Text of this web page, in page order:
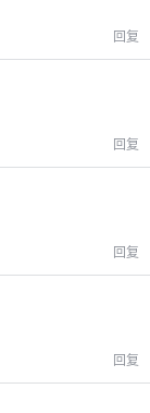
回复
回复
回复
回复